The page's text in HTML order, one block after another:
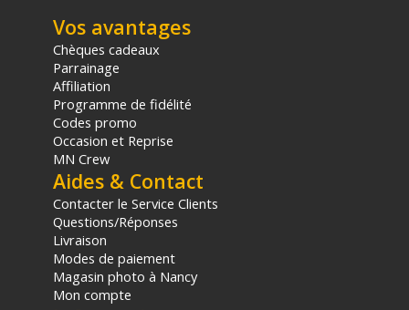
relais situé en France continentale uniquement, valable uniquement
sur les produits de moins de 1m et moins de 20Kg.
(2) Sous réserve d'éligibilité.
(3) Nombre de points Fidélité estimés, hors remises au panier, basé
sur le prix TTC en €, les points seront effectivement calculés dans le
panier.
Vos avantages
Chèques cadeaux
Parrainage
Affiliation
Programme de fidélité
Codes promo
Occasion et Reprise
MN Crew
Aides & Contact
Contacter le Service Clients
Questions/Réponses
Livraison
Modes de paiement
Magasin photo à Nancy
Mon compte